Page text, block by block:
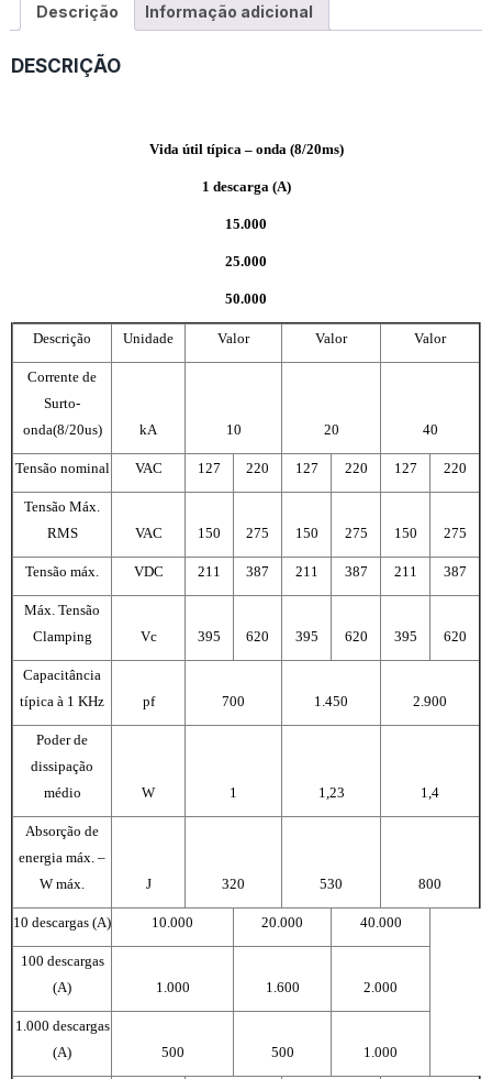
Descrição Informação adicional
DESCRIÇÃO
Vida útil típica – onda (8/20ms)
1 descarga (A)
15.000
25.000
50.000
Descrição Unidade Valor Valor Valor
Corrente de
Surto-
onda(8/20us)
kA 10 20 40
Tensão nominal VAC 127 220 127 220 127 220
Tensão Máx.
RMS
VAC 150 275 150 275 150 275
Tensão máx. VDC 211 387 211 387 211 387
Máx. Tensão
Clamping
Vc 395 620 395 620 395 620
Capacitância
típica à 1 KHz
pf 700 1.450 2.900
Poder de
dissipação
médio
W 1 1,23 1,4
Absorção de
energia máx. –
W máx.
J 320 530 800
10 descargas (A) 10.000 20.000 40.000
100 descargas
(A)
1.000 1.600 2.000
1.000 descargas
(A)
500 500 1.000